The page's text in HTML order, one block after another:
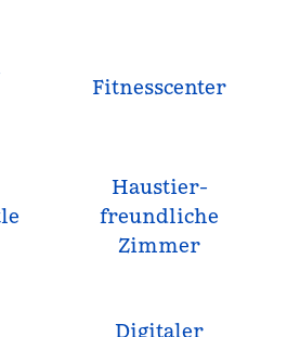
Fitnesscenter
Haustier­
freundliche
Zimmer
Digitaler